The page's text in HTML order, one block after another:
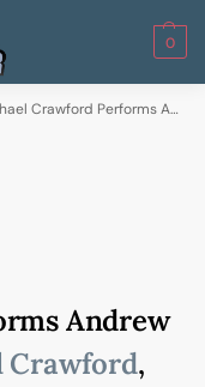
0
Crawford Performs Andrew Lloyd Webber
Andrew
Crawford,